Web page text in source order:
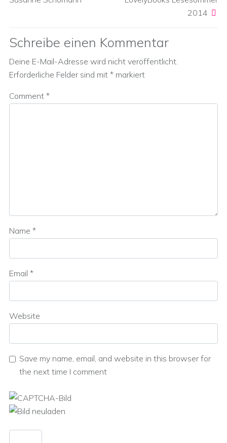
2014
Schreibe einen Kommentar
Deine E-Mail-Adresse wird nicht veröffentlicht.
Erforderliche Felder sind mit * markiert
Comment *
Name *
Email *
Website
Save my name, email, and website in this browser for
the next time I comment